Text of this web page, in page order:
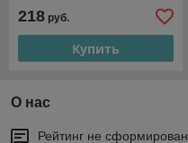
218 руб.
Купить
О нас
Рейтинг не сформирован